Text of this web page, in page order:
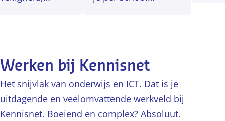
van je ICT-
omgeving.
worden gebruikt.
Werken bij Kennisnet
Het snijvlak van onderwijs en ICT. Dat is je
uitdagende en veelomvattende werkveld bij
Kennisnet. Boeiend en complex? Absoluut.